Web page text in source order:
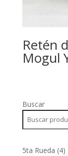
Retén
Mogul
Buscar
5ta Rueda 44